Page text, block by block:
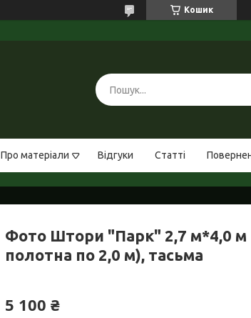
Кошик
Про матеріали Відгуки Статті
Фото Штори "Парк" 2,7 м*4,0 м
полотна по 2,0 м), тасьма
5 100 ₴